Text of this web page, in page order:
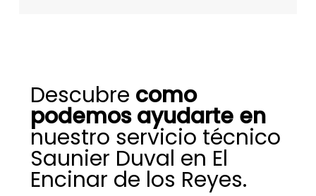
Descubre como
podemos ayudarte en
nuestro servicio técnico
Saunier Duval en El
Encinar de los Reyes.